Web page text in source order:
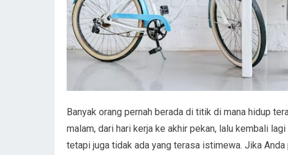
Banyak orang pernah berada di titik di mana hidup
malam, dari hari kerja ke akhir pekan, lalu kembali
tetapi juga tidak ada yang terasa istimewa. Jika